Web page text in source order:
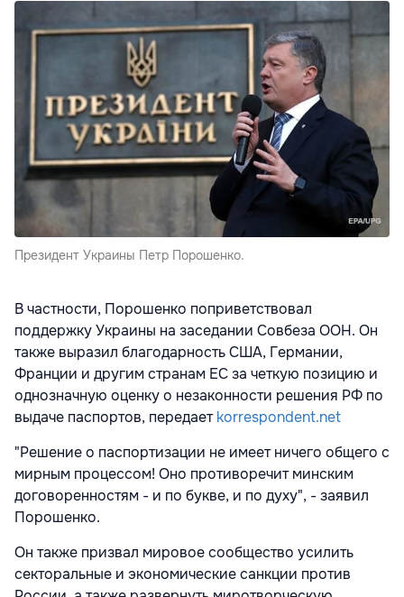
Президент Украины Петр Порошенко.
В частности, Порошенко поприветствовал
поддержку Украины на заседании Совбеза ООН. Он
также выразил благодарность США, Германии,
Франции и другим странам ЕС за четкую позицию и
однозначную оценку о незаконности решения РФ по
выдаче паспортов, передаетkorrespondent.net
"Решение о паспортизации не имеет ничего общего с
мирным процессом! Оно противоречит минским
договоренностям - и по букве, и по духу", - заявил
Порошенко.
Он также призвал мировое сообщество усилить
секторальные и экономические санкции против